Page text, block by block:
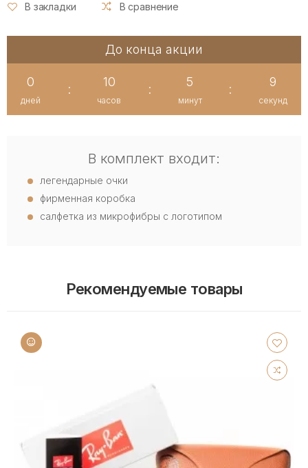
В закладки В сравнение
До конца акции
0
дней
:
10
часов
:
5
минут
:
8
секунд
В комплект входит:
легендарные очки
фирменная коробка
салфетка из микрофибры с логотипом
Рекомендуемые товары